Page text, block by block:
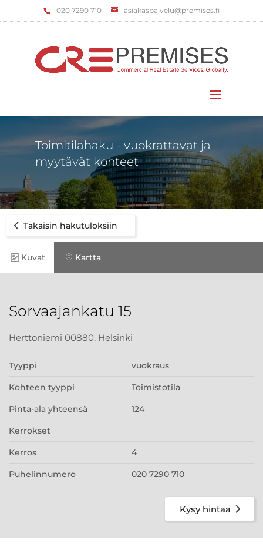
‌020 7290 710 asiakaspalvelu@premises.fi
Toimitilahaku - vuokrattavat ja
myytävät kohteet
Takaisin hakutuloksiin
Kuvat Kartta
Sorvaajankatu 15
Herttoniemi 00880, Helsinki
Tyyppi vuokraus
Kohteen tyyppi Toimistotila
Pinta-ala yhteensä 124
Kerrokset
Kerros 4
Puhelinnumero 020 7290 710
Kysy hintaa